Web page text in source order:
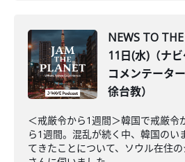
NEWS TO
11日(水)（ナ
コメンテータ
徐台教）
＜戒厳令から1週間＞韓国で戒厳令
ら1週間。混乱が続く中、韓国のい
てきたことについて、ソウル在住